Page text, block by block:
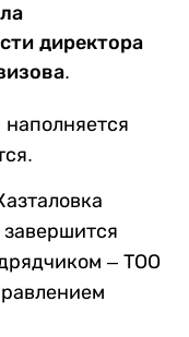
директора
– ТОО